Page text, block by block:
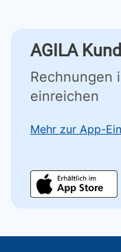
AGILA
Rechnungen
einreichen
Mehr zur App-